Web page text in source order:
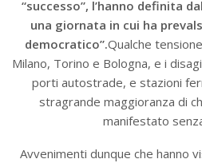
“successo”, l’hanno definita
una giornata in cui ha
democratico”.Qualche
Milano, Torino e Bologna, e i
porti autostrade, e stazioni
stragrande maggioranza di
manifestato
Avvenimenti dunque che hanno